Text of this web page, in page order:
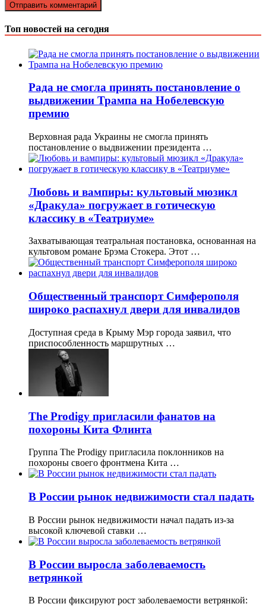
Топ новостей на сегодня
Рада не смогла принять постановление о
выдвижении Трампа на Нобелевскую
премию
Верховная рада Украины не смогла принять
постановление о выдвижении президента …
Любовь и вампиры: культовый мюзикл
«Дракула» погружает в готическую
классику в «Театриуме»
Захватывающая театральная постановка, основанная на
культовом романе Брэма Стокера. Этот …
Общественный транспорт Симферополя
широко распахнул двери для инвалидов
Доступная среда в Крыму Мэр города заявил, что
приспособленность маршрутных …
The Prodigy пригласили фанатов на
похороны Кита Флинта
Группа The Prodigy пригласила поклонников на
похороны своего фронтмена Кита …
В России рынок недвижимости стал падать
В России рынок недвижимости начал падать из-за
высокой ключевой ставки …
В России выросла заболеваемость
ветрянкой
В России фиксируют рост заболеваемости ветрянкой: